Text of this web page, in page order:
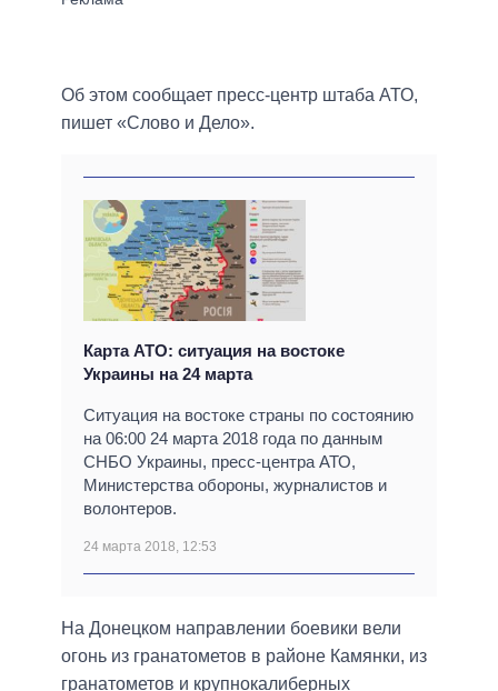
Об этом сообщает пресс-центр штаба АТО,
пишет «Слово и Дело».
Карта АТО: ситуация на востоке
Украины на 24 марта
Ситуация на востоке страны по состоянию
на 06:00 24 марта 2018 года по данным
СНБО Украины, пресс-центра АТО,
Министерства обороны, журналистов и
волонтеров.
24 марта 2018, 12:53
На Донецком направлении боевики вели
огонь из гранатометов в районе Камянки, из
гранатометов и крупнокалиберных